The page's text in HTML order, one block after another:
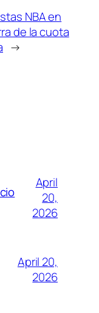
NBA en
de la cuota
→
April
20,
2026
April 20,
2026